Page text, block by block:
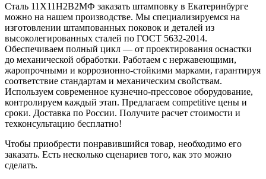
Сталь 11X11Н2В2МФ заказать штамповку в Екатеринбурге
можно на нашем производстве. Мы специализируемся на
изготовлении штампованных поковок и деталей из
высоколегированных сталей по ГОСТ 5632-2014.
Обеспечиваем полный цикл — от проектирования оснастки
до механической обработки. Работаем с нержавеющими,
жаропрочными и коррозионно-стойкими марками, гарантируя
соответствие стандартам и механическим свойствам.
Используем современное кузнечно-прессовое оборудование,
контролируем каждый этап. Предлагаем competitive цены и
сроки. Доставка по России. Получите расчет стоимости и
техконсультацию бесплатно!
Чтобы приобрести понравившийся товар, необходимо его
заказать. Есть несколько сценариев того, как это можно
сделать.